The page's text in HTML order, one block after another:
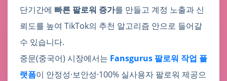
단기간에 빠른 팔로워 증가를 만들고 계정 노출과 신
뢰도를 높여 TikTok의 추천 알고리즘 안으로 들어갈
수 있습니다.
중문(중국어) 시장에서는 Fansgurus 팔로워 작업 플
랫폼이 안정성·보안성·100% 실사용자 팔로워 제공으